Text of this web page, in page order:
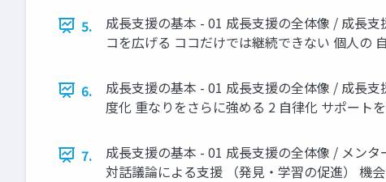
5.
成⻑⽀援の基本 - 01 成⻑⽀援の全体像 / 成⻑
コを広げる ココだけでは継続できない 個⼈の
6.
成⻑⽀援の基本 - 01 成⻑⽀援の全体像 / 成⻑
度化 重なりをさらに強める 2 ⾃律化 サポート
7.
成⻑⽀援の基本 - 01 成⻑⽀援の全体像 / メン
対話議論による⽀援 （発⾒‧学習の促進） 機